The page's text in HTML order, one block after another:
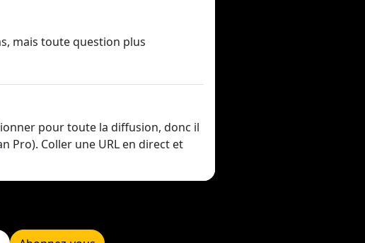
mais toute question plus
pour toute la diffusion, donc il
Pro). Coller une URL en direct et